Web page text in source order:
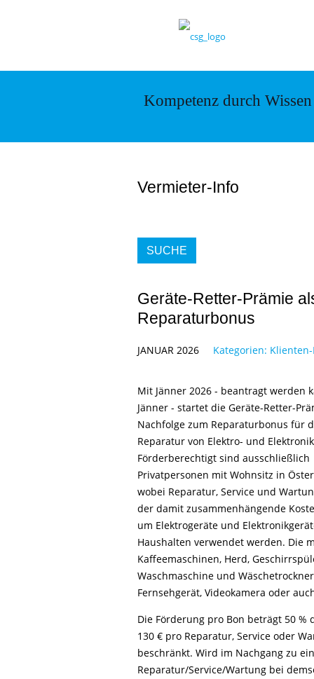
Kompetenz durch Wissen
Vermieter-Info
SUCHE
Geräte-Retter-Prämie
Reparaturbonus
JANUAR 2026 Kategorien:
Mit Jänner 2026 - beantragt werden
Jänner - startet die Geräte-Retter-
Nachfolge zum Reparaturbonus für
Reparatur von Elektro- und
Förderberechtigt sind ausschließlich
Privatpersonen mit Wohnsitz in
wobei Reparatur, Service und
der damit zusammenhängende
um Elektrogeräte und
Haushalten verwendet werden. Die
Kaffeemaschinen, Herd,
Waschmaschine und
Fernsehgerät, Videokamera oder
Die Förderung pro Bon beträgt 50
130 € pro Reparatur, Service oder
beschränkt. Wird im Nachgang zu
Reparatur/Service/Wartung bei